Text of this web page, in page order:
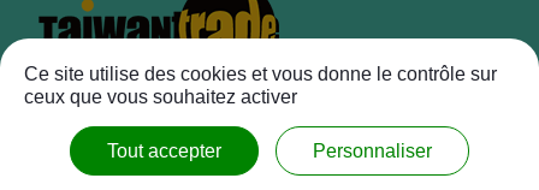
Copyright © 2017 GRAND CHAINLY
tous droits
réservés.
Ce site utilise des cookies et vous donne le contrôle sur
ceux que vous souhaitez activer
Tout accepter Personnaliser